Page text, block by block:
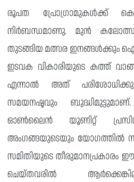
രൂപത പ്രോഗ്രാമുകൾക്ക്
നിർബന്ധമാണു. മുൻ
തുടങ്ങിയ മത്സര ഇനങ്ങൾക്കും
ഇടവക വികാരിയുടെ കത്ത്
എന്നാൽ അത്
സമയനഷ്ടവും
ഓൺലൈൻ യൂണിറ്റ്
അംഗങ്ങയുടെയും യോഗത്തിൽ
സമിതിയുടെ തീരുമാനപ്രകാരം ഈ
ചെയ്തവരിൽ